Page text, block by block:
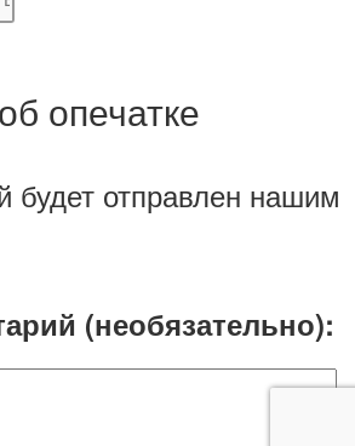
опечатке
будет отправлен нашим
(необязательно):